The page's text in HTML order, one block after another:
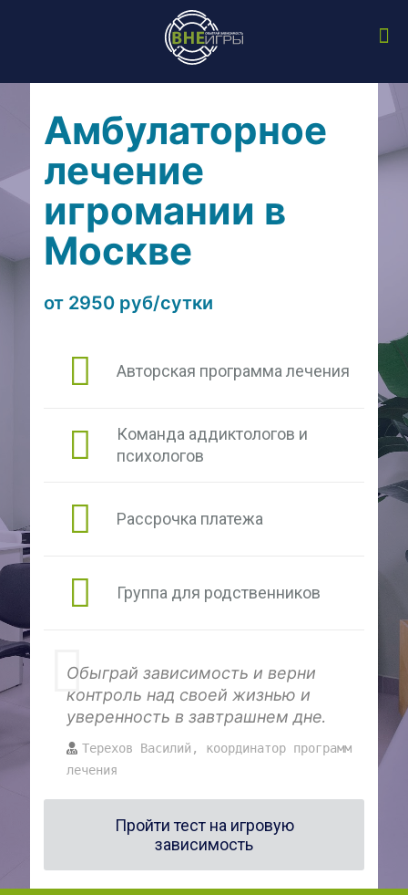
Амбулаторное
лечение
игромании в
Москве
от 2950 руб/сутки
Авторская программа лечения
Команда аддиктологов и
психологов
Рассрочка платежа
Группа для родственников
Обыграй зависимость и верни
контроль над своей жизнью и
уверенность в завтрашнем дне.
Терехов Василий, координатор программ
лечения
Пройти тест на игровую
зависимость